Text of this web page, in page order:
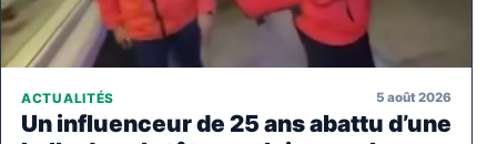
ACTUALITÉS 5 août 2026
Un influenceur de 25 ans abattu d’une